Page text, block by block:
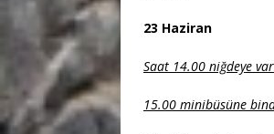
23 Haziran
Saat 14.00 niğdeye
15.00 minibüsüne